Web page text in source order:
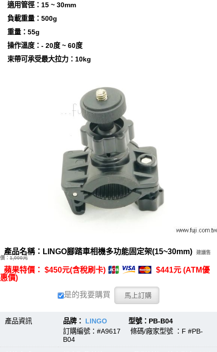
適用管徑：15 ~ 30mm
負載重量：500g
重量：55g
操作溫度：- 20度 ~ 60度
束帶可承受最大拉力：10kg
產品名稱：LINGO腳踏車相機多功能固定架(15~30mm)
建議售
價： 1,000元
蘋果特價： $450元(含稅刷卡)
$441元 (ATM優
惠價)
是的我要購買
產品資訊 品牌： LINGO 型號：PB-B04
訂購編號：#A9617 條碼/廠家型號 ：F #PB-
B04